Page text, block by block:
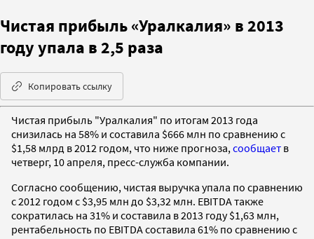
Чистая прибыль «Уралкалия» в 2013
году упала в 2,5 раза
Копировать ссылку
Чистая прибыль "Уралкалия" по итогам 2013 года
снизилась на 58% и составила $666 млн по сравнению с
$1,58 млрд в 2012 годом, что ниже прогноза, сообщает в
четверг, 10 апреля, пресс-служба компании.
Согласно сообщению, чистая выручка упала по сравнению
с 2012 годом с $3,95 млн до $3,32 млн. EBITDA также
сократилась на 31% и составила в 2013 году $1,63 млн,
рентабельность по EBITDA составила 61% по сравнению с